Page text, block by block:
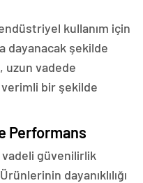
kullanım için
dayanacak şekilde
uzun vadede
bir şekilde
Performans
güvenilirlik
dayanıklılığı